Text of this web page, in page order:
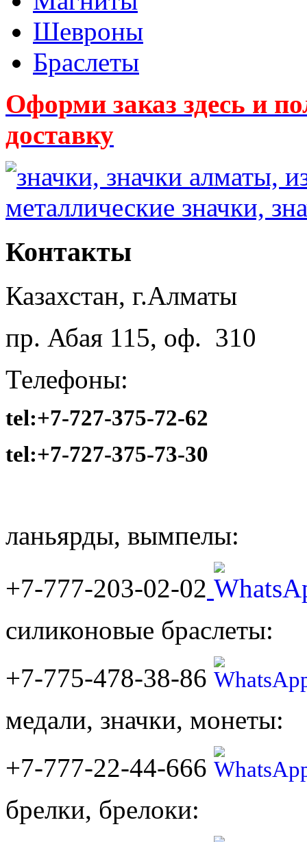
Шевроны
Браслеты
Оформи заказ здесь
доставку
Контакты
Казахстан, г.Алматы
пр. Абая 115, оф. 310
Телефоны:
tel:+7-727-375-72-62
tel:+7-727-375-73-30
ланьярды, вымпелы:
+7-777-203-02-02
силиконовые браслеты:
+7-775-478-38-86
медали, значки, монеты:
+7-777-22-44-666
брелки, брелоки: